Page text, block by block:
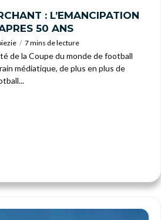
: L’EMANCIPATION
50 ANS
7 mins de lecture
de la Coupe du monde de football
médiatique, de plus en plus de